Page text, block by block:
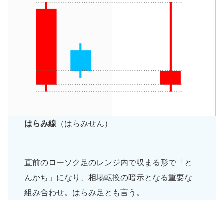
はらみ線 （はらみせん）
直前のローソク足のレンジ内で収まる形で「と
んかち」になり、相場転換の暗示となる重要な
組み合わせ。はらみ足とも言う。